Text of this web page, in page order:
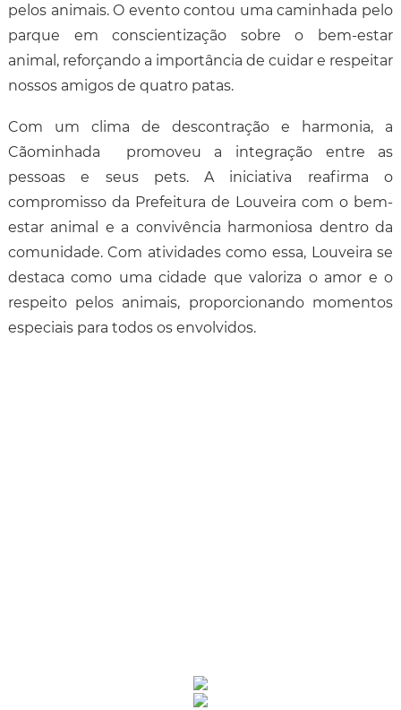
pelos animais. O evento contou uma caminhada pelo
parque em conscientização sobre o bem-estar
animal, reforçando a importância de cuidar e respeitar
nossos amigos de quatro patas.
Com um clima de descontração e harmonia, a
Cãominhada promoveu a integração entre as
pessoas e seus pets. A iniciativa reafirma o
compromisso da Prefeitura de Louveira com o bem-
estar animal e a convivência harmoniosa dentro da
comunidade. Com atividades como essa, Louveira se
destaca como uma cidade que valoriza o amor e o
respeito pelos animais, proporcionando momentos
especiais para todos os envolvidos.